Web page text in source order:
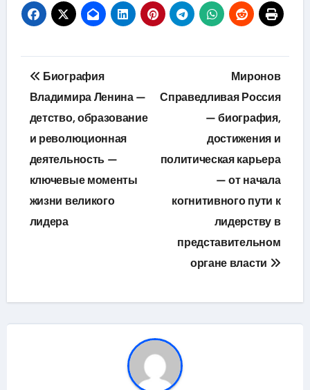
Навигация
по
записям
Биография
Владимира Ленина —
детство, образование
и революционная
деятельность —
ключевые моменты
жизни великого
лидера
Миронов
Справедливая Россия
— биография,
достижения и
политическая карьера
— от начала
когнитивного пути к
лидерству в
представительном
органе власти